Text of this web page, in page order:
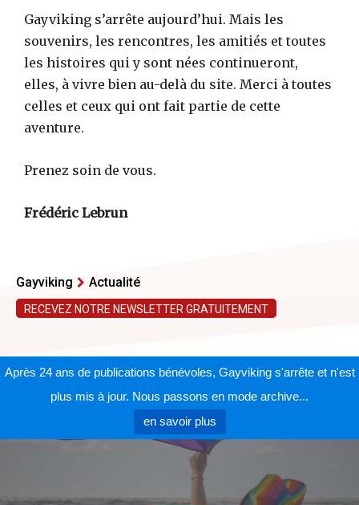
Gayviking s’arrête aujourd’hui. Mais les
souvenirs, les rencontres, les amitiés et toutes
les histoires qui y sont nées continueront,
elles, à vivre bien au-delà du site. Merci à toutes
celles et ceux qui ont fait partie de cette
aventure.
Prenez soin de vous.
Frédéric Lebrun
Gayviking Actualité
RECEVEZ NOTRE NEWSLETTER GRATUITEMENT